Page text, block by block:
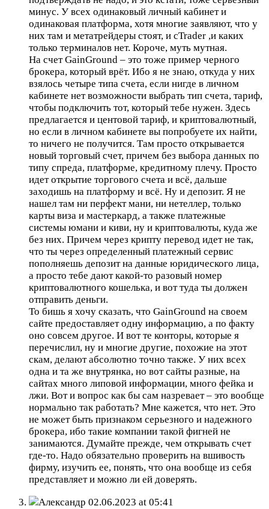
минус. У всех одинаковый личный кабинет и
одинаковая платформа, хотя многие заявляют, что у
них там и метатрейдеры стоят, и cTrader ,и каких
только терминалов нет. Короче, муть мутная.
На счет GainGround – это тоже пример черного
брокера, который врёт. Ибо я не знаю, откуда у них
взялось четыре типа счета, если нигде в личном
кабинете нет возможности выбрать тип счета, тариф,
чтобы подключить тот, который тебе нужен. Здесь
предлагается и центовой тариф, и криптовалютный,
но если в личном кабинете вы попробуете их найти,
то ничего не получится. Там просто открывается
новый торговый счет, причем без выбора данных по
типу спреда, платформе, кредитному плечу. Просто
идет открытие торгового счета и всё, дальше
заходишь на платформу и всё. Ну и депозит. Я не
нашел там ни перфект мани, ни нетеллер, только
карты виза и мастеркард, а также платежные
системы юмани и киви, ну и криптовалюты, куда же
без них. Причем через крипту перевод идет не так,
что ты через определенный платежный сервис
пополняешь депозит на данные юридического лица,
а просто тебе дают какой-то разовый номер
криптовалютного кошелька, и вот туда ты должен
отправить деньги.
То бишь я хочу сказать, что GainGround на своем
сайте предоставляет одну информацию, а по факту
оно совсем другое. И вот те конторы, которые я
перечислил, ну и многие другие, похожие на этот
скам, делают абсолютно точно также. У них всех
одна и та же внутрянка, но вот сайты разные, на
сайтах много липовой информации, много фейка и
лжи. Вот и вопрос как бы сам назревает – это вообще
нормально так работать? Мне кажется, что нет. Это
не может быть признаком серьезного и надежного
брокера, ибо такие компании такой фигней не
занимаются. Думайте прежде, чем открывать счет
где-то. Надо обязательно проверить на вшивость
фирму, изучить ее, понять, что она вообще из себя
представляет и можно ли ей доверять.
Александр 02.06.2023 at 05:41